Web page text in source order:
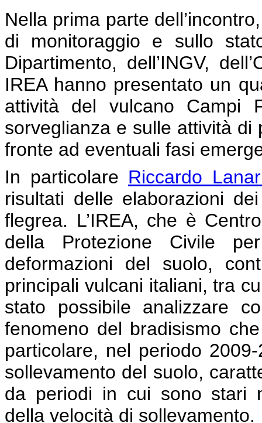
Nella prima parte
di monitoraggio e sullo
Dipartimento, dell’INGV,
IREA hanno presentato un
attività del vulcano Campi
sorveglianza e sulle attività
fronte ad eventuali fasi
In particolare Riccardo
risultati delle elaborazioni
flegrea. L’IREA, che è
della Protezione Civile
deformazioni del suolo,
principali vulcani italiani, tra
stato possibile analizzare
fenomeno del bradisismo
particolare, nel periodo
sollevamento del suolo,
da periodi in cui sono stari
della velocità di sollevamento.